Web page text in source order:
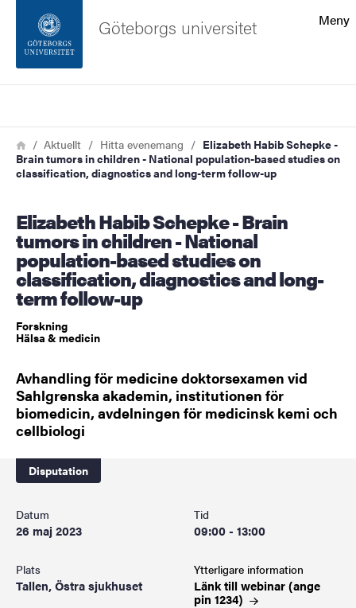
Sidfoten
Om webbplatsen
Meny
Göteborgs universitet
Länkstig
HemAktuellt Hitta evenemang
Elizabeth Habib Schepke -
Brain tumors in children - National population-based studies on
classification, diagnostics and long-term follow-up
Elizabeth Habib Schepke - Brain
tumors in children - National
population-based studies on
classification, diagnostics and long-
term follow-up
Forskning
Hälsa & medicin
Avhandling för medicine doktorsexamen vid
Sahlgrenska akademin, institutionen för
biomedicin, avdelningen för medicinsk kemi och
cellbiologi
Disputation
Datum
26 maj 2023
Tid
09:00 - 13:00
Plats
Tallen, Östra sjukhuset
Ytterligare information
Länk till webinar (ange
pin 1234)